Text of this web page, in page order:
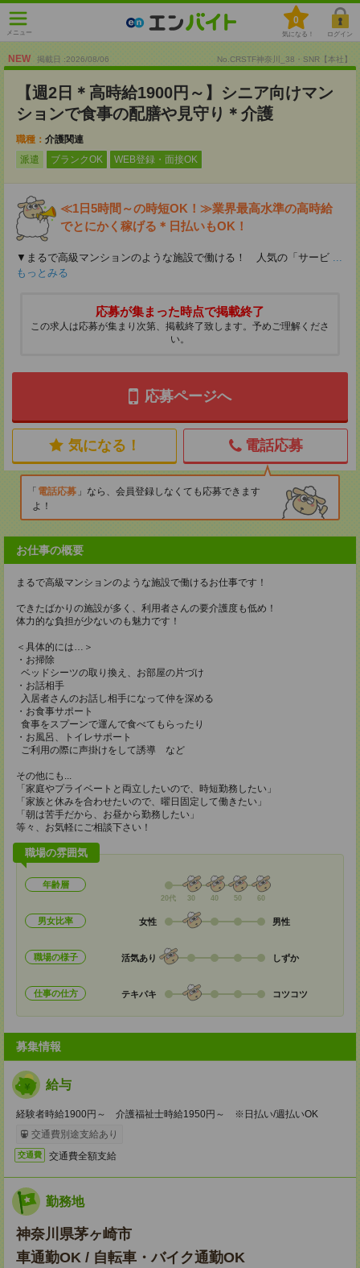
メニュー
0
気になる！ ログイン
NEW 掲載日 :2026/08/06 No.CRSTF神奈川_38・SNR【本社】
【週2日＊高時給1900円～】シニア向けマン
ションで食事の配膳や見守り＊介護
職種： 介護関連
派遣
ブランクOK WEB登録・面接OK
≪1日5時間～の時短OK！≫業界最高水準の高時給
でとにかく稼げる＊日払いもOK！
▼まるで高級マンションのような施設で働ける！ 人気の「サービ ...
もっとみる
応募が集まった時点で掲載終了
この求人は応募が集まり次第、掲載終了致します。予めご理解くださ
い。
応募ページへ
気になる！ 電話応募
電話応募
なら、会員登録しなくても応募できます
よ！
お仕事の概要
まるで高級マンションのような施設で働けるお仕事です！
できたばかりの施設が多く、利用者さんの要介護度も低め！
体力的な負担が少ないのも魅力です！
＜具体的には…＞
・お掃除
ベッドシーツの取り換え、お部屋の片づけ
・お話相手
入居者さんのお話し相手になって仲を深める
・お食事サポート
食事をスプーンで運んで食べてもらったり
・お風呂、トイレサポート
ご利用の際に声掛けをして誘導 など
その他にも...
「家庭やプライベートと両立したいので、時短勤務したい」
「家族と休みを合わせたいので、曜日固定して働きたい」
「朝は苦手だから、お昼から勤務したい」
等々、お気軽にご相談下さい！
職場の雰囲気
年齢層
20代 30 40 50 60
男女比率 女性 男性
職場の様子 活気あり しずか
仕事の仕方 テキパキ コツコツ
募集情報
給与
経験者時給1900円～ 介護福祉士時給1950円～ ※日払い/週払いOK
交通費別途支給あり
交通費 交通費全額支給
勤務地
神奈川県茅ヶ崎市
車通勤OK / 自転車・バイク通勤OK